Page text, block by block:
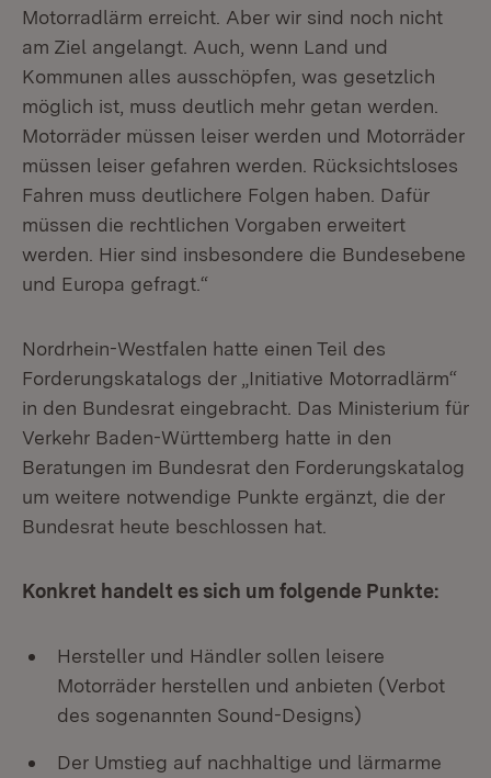
Motorradlärm erreicht. Aber wir sind noch nicht
am Ziel angelangt. Auch, wenn Land und
Kommunen alles ausschöpfen, was gesetzlich
möglich ist, muss deutlich mehr getan werden.
Motorräder müssen leiser werden und Motorräder
müssen leiser gefahren werden. Rücksichtsloses
Fahren muss deutlichere Folgen haben. Dafür
müssen die rechtlichen Vorgaben erweitert
werden. Hier sind insbesondere die Bundesebene
und Europa gefragt.“
Nordrhein-Westfalen hatte einen Teil des
Forderungskatalogs der „Initiative Motorradlärm“
in den Bundesrat eingebracht. Das Ministerium für
Verkehr Baden-Württemberg hatte in den
Beratungen im Bundesrat den Forderungskatalog
um weitere notwendige Punkte ergänzt, die der
Bundesrat heute beschlossen hat.
Konkret handelt es sich um folgende Punkte:
Hersteller und Händler sollen leisere
Motorräder herstellen und anbieten (Verbot
des sogenannten Sound-Designs)
Der Umstieg auf nachhaltige und lärmarme